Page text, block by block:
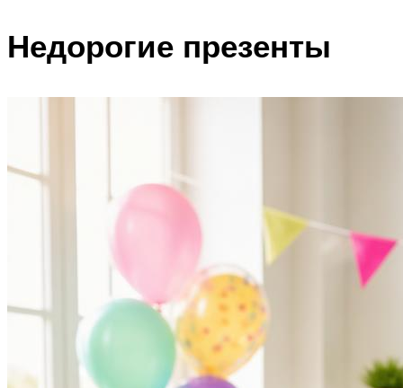
Недорогие презенты